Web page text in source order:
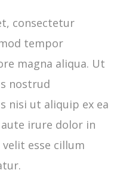
€
consectetur
tempor
magna aliqua. Ut
nostrud
nisi ut aliquip ex ea
irure dolor in
esse cillum